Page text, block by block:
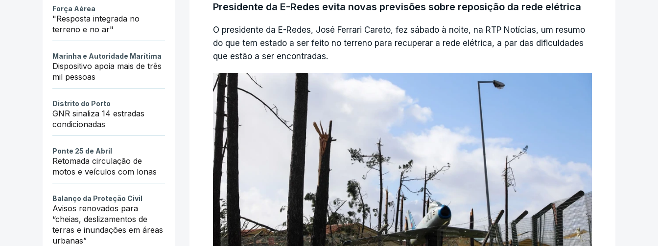
Força Aérea
"Resposta integrada no
terreno e no ar"
Marinha e Autoridade Marítima
Dispositivo apoia mais de três
mil pessoas
Distrito do Porto
GNR sinaliza 14 estradas
condicionadas
Ponte 25 de Abril
Retomada circulação de
motos e veículos com lonas
Balanço da Proteção Civil
Avisos renovados para
“cheias, deslizamentos de
terras e inundações em áreas
urbanas”
Presidente da E-Redes evita novas previsões sobre reposição da rede elétrica
O presidente da E-Redes, José Ferrari Careto, fez sábado à noite, na RTP Notícias, um resumo
do que tem estado a ser feito no terreno para recuperar a rede elétrica, a par das dificuldades
que estão a ser encontradas.